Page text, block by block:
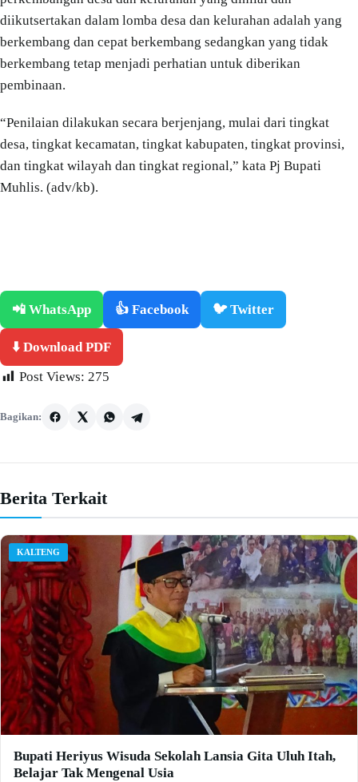
diikutsertakan dalam lomba desa dan kelurahan adalah yang
berkembang dan cepat berkembang sedangkan yang tidak
berkembang tetap menjadi perhatian untuk diberikan
pembinaan.
“Penilaian dilakukan secara berjenjang, mulai dari tingkat
desa, tingkat kecamatan, tingkat kabupaten, tingkat provinsi,
dan tingkat wilayah dan tingkat regional,” kata Pj Bupati
Muhlis. (adv/kb).
📲 WhatsApp 👍 Facebook 🐦 Twitter
⬇️ Download PDF
Post Views: 275
Bagikan:
Berita Terkait
KALTENG
Bupati Heriyus Wisuda Sekolah Lansia Gita Uluh Itah,
Belajar Tak Mengenal Usia